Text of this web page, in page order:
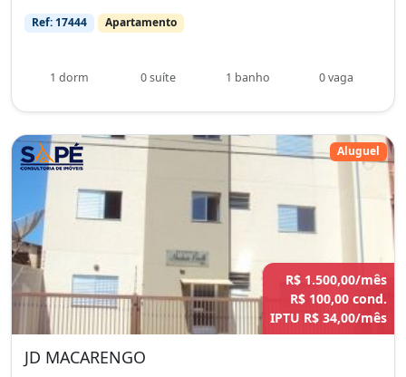
Ref: 17444 Apartamento
1 dorm 0 suíte 1 banho 0 vaga
Aluguel
R$ 1.500,00/mês
R$ 100,00 cond.
IPTU R$ 34,00/mês
JD MACARENGO